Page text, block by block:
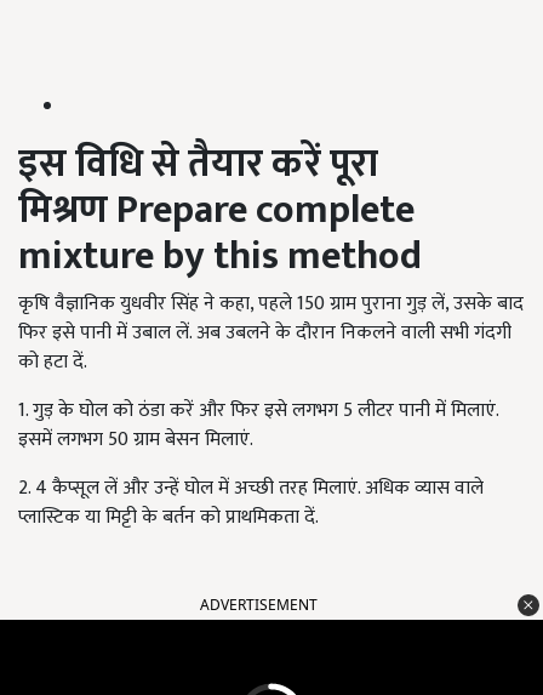
इस विधि से तैयार करें पूरा
मिश्रण Prepare complete
mixture by this method
कृषि वैज्ञानिक युधवीर सिंह ने कहा, पहले 150 ग्राम पुराना गुड़ लें, उसके बाद
फिर इसे पानी में उबाल लें. अब उबलने के दौरान निकलने वाली सभी गंदगी
को हटा दें.
1. गुड़ के घोल को ठंडा करें और फिर इसे लगभग 5 लीटर पानी में मिलाएं.
इसमें लगभग 50 ग्राम बेसन मिलाएं.
2. 4 कैप्सूल लें और उन्हें घोल में अच्छी तरह मिलाएं. अधिक व्यास वाले
प्लास्टिक या मिट्टी के बर्तन को प्राथमिकता दें.
ADVERTISEMENT